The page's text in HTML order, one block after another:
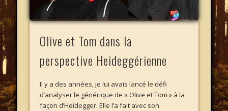
Olive et Tom dans la
perspective Heideggérienne
Il y a des années, je lui avais lancé le défi
d’analyser le générique de « Olive et Tom » à la
façon d’Heidegger. Elle l’a fait avec son